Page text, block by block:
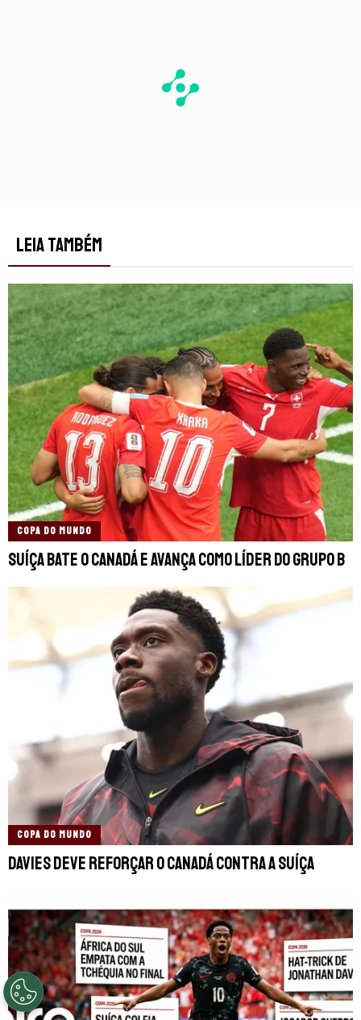
LEIA TAMBÉM
COPA DO MUNDO
Suíça bate o Canadá e avança como líder do grupo B
COPA DO MUNDO
Davies deve reforçar o Canadá contra a Suíça